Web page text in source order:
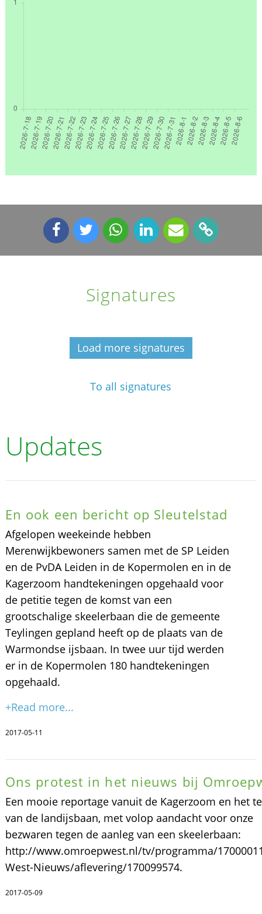
Signatures
Load more signatures
To all signatures
Updates
En ook een bericht op Sleutelstad
Afgelopen weekeinde hebben
Merenwijkbewoners samen met de SP Leiden
en de PvDA Leiden in de Kopermolen en in de
Kagerzoom handtekeningen opgehaald voor
de petitie tegen de komst van een
grootschalige skeelerbaan die de gemeente
Teylingen gepland heeft op de plaats van de
Warmondse ijsbaan. In twee uur tijd werden
er in de Kopermolen 180 handtekeningen
opgehaald.
+Read more...
2017-05-11
Ons protest in het nieuws bij
Een mooie reportage vanuit de Kagerzoom en het
van de landijsbaan, met volop aandacht voor onze
bezwaren tegen de aanleg van een skeelerbaan:
http://www.omroepwest.nl/tv/programma/
West-Nieuws/aflevering/170099574.
2017-05-09